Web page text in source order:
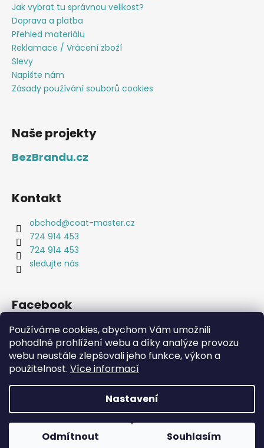
Používáme cookies, abychom Vám umožnili
pohodlné prohlížení webu a díky analýze provozu
webu neustále zlepšovali jeho funkce, výkon a
použitelnost. Více informací
Nastavení
Odmítnout Souhlasím
Jak vybrat tu správnou velikost?
Doprava a platba
Přehled materiálu
Reklamace / Vrácení zboží
Slevy
Napište nám
Zásady používání souborů cookies
Naše projekty
BezBrandu.cz
Kontakt
obchod@coat-master.cz
724 914 453
724 914 453
sledujte nás
Facebook
Coat-Master.cz Doplňky ve 100% kvalitě za 10% ceny
Copyright 2026Coat-Master.cz. Všechna práva